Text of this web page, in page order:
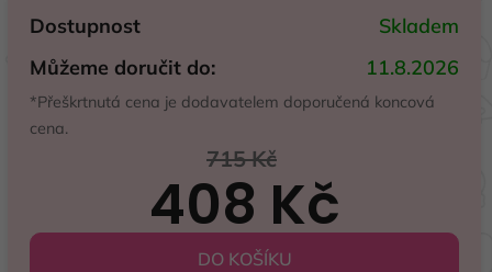
Dostupnost
Skladem
Můžeme doručit do:
11.8.2026
*Přeškrtnutá cena je dodavatelem doporučená koncová
cena.
715 Kč
408 Kč
Měrná cena:
DO KOŠÍKU